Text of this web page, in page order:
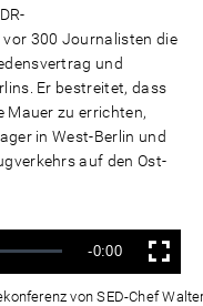
300 Journalisten die
und
Er bestreitet, dass
Mauer zu errichten,
in West-Berlin und
auf den Ost-
Verbleibende
Zeit
-0:00 Vollbild
von SED-Chef